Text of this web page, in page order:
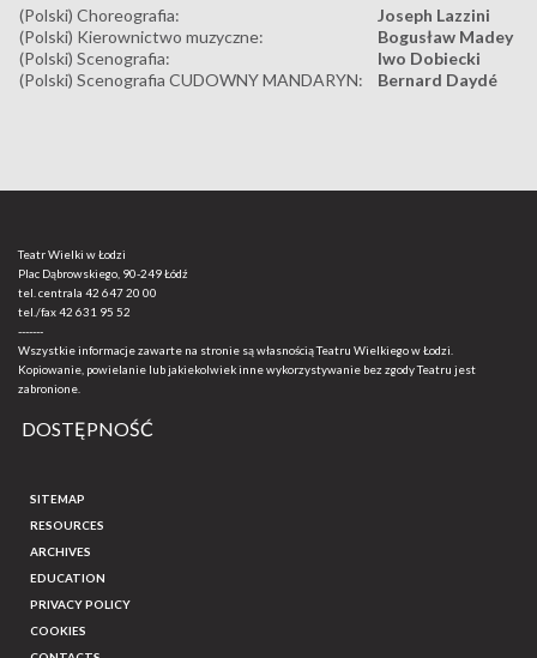
(Polski) Choreografia:
Joseph Lazzini
(Polski) Kierownictwo muzyczne:
Bogusław Madey
(Polski) Scenografia:
Iwo Dobiecki
(Polski) Scenografia CUDOWNY MANDARYN:
Bernard Daydé
Teatr Wielki w Łodzi
Plac Dąbrowskiego, 90-249 Łódź
tel. centrala 42 647 20 00
tel./fax42 631 95 52
-------
Wszystkie informacje zawarte na stronie są własnością Teatru Wielkiego w Łodzi.
Kopiowanie, powielanie lub jakiekolwiek inne wykorzystywanie bez zgody Teatru jest
zabronione.
DOSTĘPNOŚĆ
SITEMAP
RESOURCES
ARCHIVES
EDUCATION
PRIVACY POLICY
COOKIES